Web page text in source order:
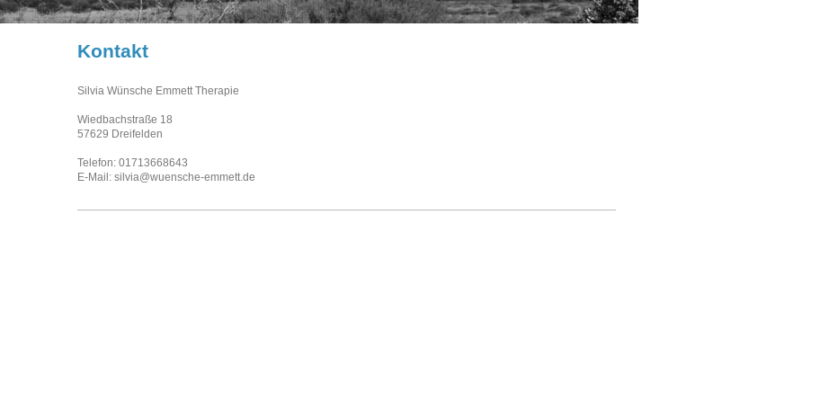
Kontakt
Silvia Wünsche Emmett Therapie
Wiedbachstraße 18
57629 Dreifelden
Telefon: 01713668643
E-Mail: silvia@wuensche-emmett.de